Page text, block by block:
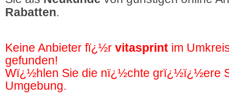
Rabatten.
Keine Anbieter fï¿½r vitasprint im
gefunden!
Wï¿½hlen Sie die nï¿½chte grï¿½ï¿½ere
Umgebung.